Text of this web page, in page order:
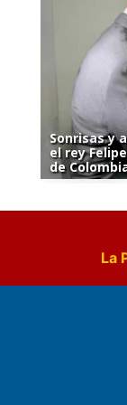
Sonrisas y
el rey
de
La